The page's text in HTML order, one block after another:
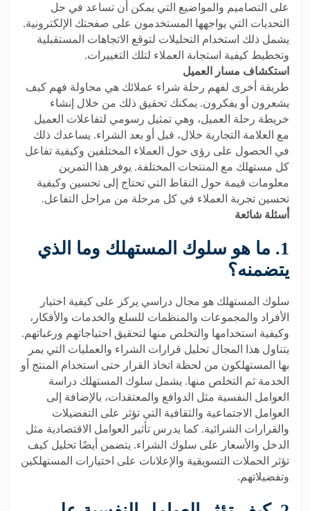
على التصاميم والمواضيع التي يمكن أن تساعد في حل
التحديات التي يواجهها المستخدمون على صفحتك الإلكترونية.
يشمل ذلك استخدام التحليلات لتوقع الاتجاهات المستقبلية
وتخطيط كيفية استجابة العملاء لتلك التغييرات.
استكشاف مسار العميل
طريقة أخرى لفهم رحلة شراء عملائك هي محاولة فهم كيف
يشعرون أو يفكرون. يمكنك تحقيق ذلك من خلال إنشاء
خريطة رحلة العميل، وهي تمثيل رسومي لتفاعلات العميل
مع العلامة التجارية خلال، قبل أو بعد الشراء. يساعدك ذلك
في الحصول على رؤى حول العملاء المختلفين وكيفية تفاعل
كل مستهلك مع المنتجات المختلفة. يوفر هذا التمرين
معلومات قيمة حول النقاط التي تحتاج إلى تحسين وكيفية
تحسين تجربة العملاء في كل مرحلة من مراحل التفاعل.
أسئلة شائعة
1. ما هو سلوك المستهلك وما الذي
يتضمنه؟
سلوك المستهلك هو مجال دراسي يركز على كيفية اختيار
الأفراد والمجموعات والمنظمات للسلع والخدمات والأفكار،
وكيفية استخدامها والتخلص منها لتحقيق احتياجاتهم ورغباتهم.
يتناول هذا المجال تحليل قرارات الشراء والعمليات التي يمر
بها المستهلكون من لحظة اتخاذ القرار حتى استخدام المنتج أو
الخدمة ثم التخلص منها. يشمل سلوك المستهلك دراسة
العوامل النفسية مثل الدوافع والمعتقدات، بالإضافة إلى
العوامل الاجتماعية والثقافية التي تؤثر على التفضيلات
والقرارات الشرائية. كما يدرس تأثير العوامل الاقتصادية مثل
الدخل والأسعار على سلوك الشراء. يتضمن أيضًا تحليل كيف
تؤثر الحملات التسويقية والإعلانات على اختيارات المستهلكين
وتفضيلاتهم.